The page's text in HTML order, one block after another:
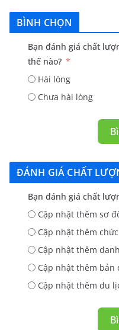
BÌNH CHỌN
Bạn đánh giá chất
thế nào?
Hài lòng
Chưa hài lòng
ĐÁNH GIÁ CHẤT
Bạn đánh giá chất
Cập nhật thêm sơ
Cập nhật thêm
Cập nhật thêm
Cập nhật thêm
Cập nhật thêm du